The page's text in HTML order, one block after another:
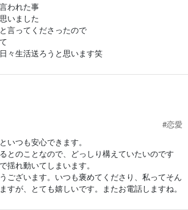
われた事
いました
言ってくださったので
々生活送ろうと思います笑
#恋愛
いつも安心できます。
とのことなので、どっしり構えていたいのです
揺れ動いてしまいます。
ございます。いつも褒めてくださり、私ってそん
すが、とても嬉しいです。またお電話しますね。